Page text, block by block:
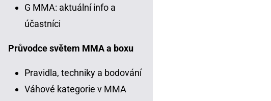
G MMA: aktuální info a
účastníci
Průvodce světem MMA a boxu
Pravidla, techniky a bodování
Váhové kategorie v MMA